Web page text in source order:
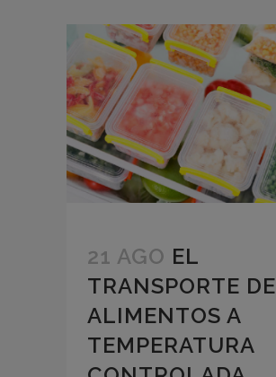
21 AGO EL
TRANSPORTE DE
ALIMENTOS A
TEMPERATURA